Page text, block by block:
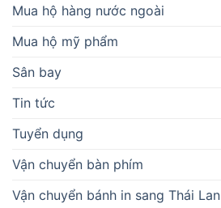
Mua hộ hàng nước ngoài
Mua hộ mỹ phẩm
Sân bay
Tin tức
Tuyển dụng
Vận chuyển bàn phím
Vận chuyển bánh in sang Thái Lan